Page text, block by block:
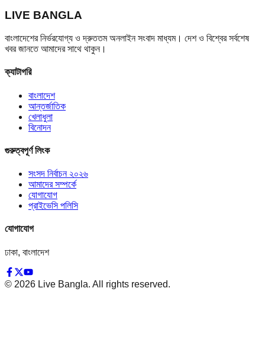
LIVE BANGLA
বাংলাদেশের নির্ভরযোগ্য ও দ্রুততম অনলাইন সংবাদ মাধ্যম। দেশ ও বিশ্বের সর্বশেষ
খবর জানতে আমাদের সাথে থাকুন।
ক্যাটাগরি
বাংলাদেশ
আন্তর্জাতিক
খেলাধুলা
বিনোদন
গুরুত্বপূর্ণ লিংক
সংসদ নির্বাচন ২০২৬
আমাদের সম্পর্কে
যোগাযোগ
প্রাইভেসি পলিসি
যোগাযোগ
ঢাকা, বাংলাদেশ
© 2026 Live Bangla. All rights reserved.